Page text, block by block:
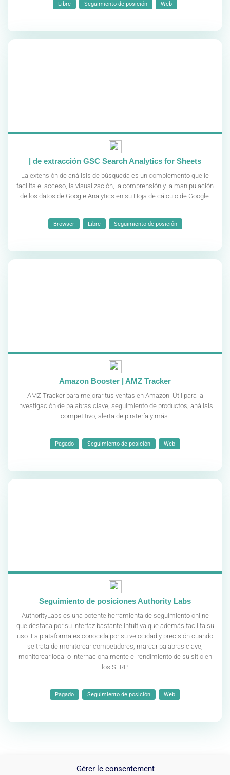
Gérer le consentement
Libre Seguimiento de posición Web
| de extracción GSC Search Analytics for Sheets
La extensión de análisis de búsqueda es un complemento que le
facilita el acceso, la visualización, la comprensión y la manipulación
de los datos de Google Analytics en su Hoja de cálculo de Google.
Browser Libre Seguimiento de posición
Amazon Booster | AMZ Tracker
AMZ Tracker para mejorar tus ventas en Amazon. Útil para la
investigación de palabras clave, seguimiento de productos, análisis
competitivo, alerta de piratería y más.
Pagado Seguimiento de posición Web
Seguimiento de posiciones Authority Labs
AuthorityLabs es una potente herramienta de seguimiento online
que destaca por su interfaz bastante intuitiva que además facilita su
uso. La plataforma es conocida por su velocidad y precisión cuando
se trata de monitorear competidores, marcar palabras clave,
monitorear local o internacionalmente el rendimiento de su sitio en
los SERP.
Pagado Seguimiento de posición Web
Après »